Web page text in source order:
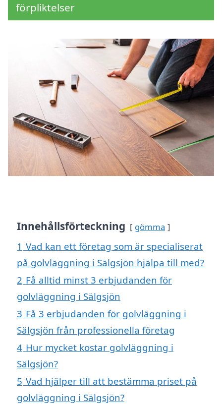
förpliktelser
Innehållsförteckning gömma
1 Vad kan ett företag som är specialiserat
på golvläggning i Sälgsjön hjälpa till med?
2 Få alltid minst 3 erbjudanden för
golvläggning i Sälgsjön
3 Få 3 erbjudanden för golvläggning i
Sälgsjön från professionella företag
4 Hur mycket kostar golvläggning i
Sälgsjön?
5 Vad hjälper till att bestämma priset på
golvläggning i Sälgsjön?